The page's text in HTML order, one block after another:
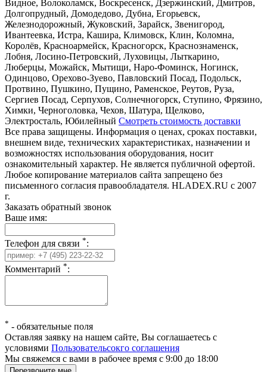
Видное, Волоколамск, Воскресенск, Дзержинский, Дмитров,
Долгопрудный, Домодедово, Дубна, Егорьевск,
Железнодорожный, Жуковский, Зарайск, Звенигород,
Ивантеевка, Истра, Кашира, Климовск, Клин, Коломна,
Королёв, Красноармейск, Красногорск, Краснознаменск,
Лобня, Лосино-Петровский, Луховицы, Лыткарино,
Люберцы, Можайск, Мытищи, Наро-Фоминск, Ногинск,
Одинцово, Орехово-Зуево, Павловский Посад, Подольск,
Протвино, Пушкино, Пущино, Раменское, Реутов, Руза,
Сергиев Посад, Серпухов, Солнечногорск, Ступино, Фрязино,
Химки, Черноголовка, Чехов, Шатура, Щелково,
Электросталь, Юбилейный Смотреть стоимость доставки
Все права защищены. Информация о ценах, сроках поставки,
внешнем виде, технических характеристиках, назначении и
возможностях использования оборудования, носит
ознакомительный характер. Не является публичной офертой.
Любое копирование материалов сайта запрещено без
письменного согласия правообладателя. HLADEX.RU c 2007
г.
Заказать обратный звонок
Ваше имя:
Телефон для связи *:
Комментарий *:
* - обязательные поля
Оставляя заявку на нашем сайте, Вы соглашаетесь с
условиями Пользовательсокго соглашения
Мы свяжемся с вами в рабочее время с 9:00 до 18:00